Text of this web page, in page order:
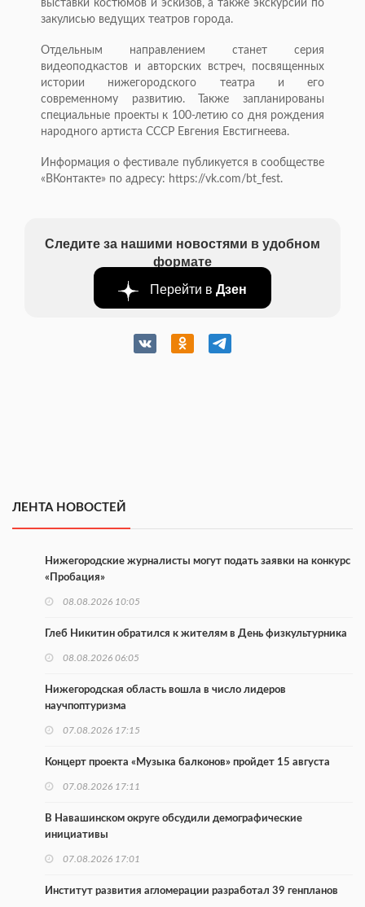
выставки костюмов и эскизов, а также экскурсии по
закулисью ведущих театров города.
Отдельным направлением станет серия
видеоподкастов и авторских встреч, посвященных
истории нижегородского театра и его
современному развитию. Также запланированы
специальные проекты к 100-летию со дня рождения
народного артиста СССР Евгения Евстигнеева.
Информация о фестивале публикуется в сообществе
«ВКонтакте» по адресу: https://vk.com/bt_fest.
Следите за нашими новостями в удобном
формате
Перейти в Дзен
ЛЕНТА НОВОСТЕЙ
Нижегородские журналисты могут подать заявки на конкурс
«Пробация»
08.08.2026 10:05
Глеб Никитин обратился к жителям в День физкультурника
08.08.2026 06:05
Нижегородская область вошла в число лидеров
научпоптуризма
07.08.2026 17:15
Концерт проекта «Музыка балконов» пройдет 15 августа
07.08.2026 17:11
В Навашинском округе обсудили демографические
инициативы
07.08.2026 17:01
Институт развития агломерации разработал 39 генпланов